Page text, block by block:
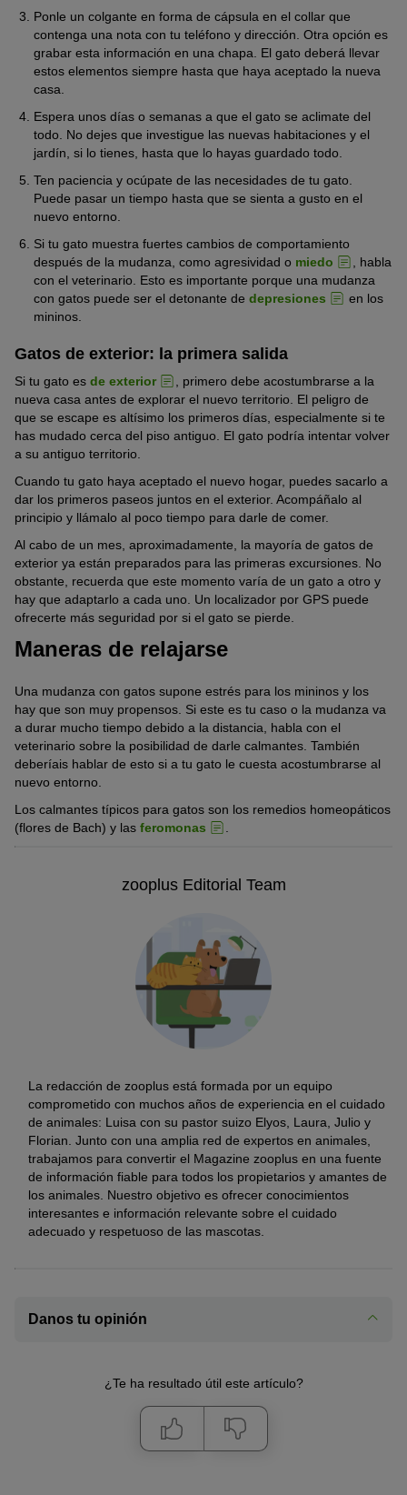
Ponle un colgante en forma de cápsula en el collar que
contenga una nota con tu teléfono y dirección. Otra opción es
grabar esta información en una chapa. El gato deberá llevar
estos elementos siempre hasta que haya aceptado la nueva
casa.
Espera unos días o semanas a que el gato se aclimate del
todo. No dejes que investigue las nuevas habitaciones y el
jardín, si lo tienes, hasta que lo hayas guardado todo.
Ten paciencia y ocúpate de las necesidades de tu gato.
Puede pasar un tiempo hasta que se sienta a gusto en el
nuevo entorno.
Si tu gato muestra fuertes cambios de comportamiento
después de la mudanza, como agresividad o miedo
, habla
con el veterinario. Esto es importante porque una mudanza
con gatos puede ser el detonante de depresiones
en los
mininos.
Gatos de exterior: la primera salida
Si tu gato es de exterior
, primero debe acostumbrarse a la
nueva casa antes de explorar el nuevo territorio. El peligro de
que se escape es altísimo los primeros días, especialmente si te
has mudado cerca del piso antiguo. El gato podría intentar volver
a su antiguo territorio.
Cuando tu gato haya aceptado el nuevo hogar, puedes sacarlo a
dar los primeros paseos juntos en el exterior. Acompáñalo al
principio y llámalo al poco tiempo para darle de comer.
Al cabo de un mes, aproximadamente, la mayoría de gatos de
exterior ya están preparados para las primeras excursiones. No
obstante, recuerda que este momento varía de un gato a otro y
hay que adaptarlo a cada uno. Un localizador por GPS puede
ofrecerte más seguridad por si el gato se pierde.
Maneras de relajarse
Una mudanza con gatos supone estrés para los mininos y los
hay que son muy propensos. Si este es tu caso o la mudanza va
a durar mucho tiempo debido a la distancia, habla con el
veterinario sobre la posibilidad de darle calmantes. También
deberíais hablar de esto si a tu gato le cuesta acostumbrarse al
nuevo entorno.
Los calmantes típicos para gatos son los remedios homeopáticos
(flores de Bach) y las feromonas
zooplus Editorial Team
La redacción de zooplus está formada por un equipo
comprometido con muchos años de experiencia en el cuidado
de animales: Luisa con su pastor suizo Elyos, Laura, Julio y
Florian. Junto con una amplia red de expertos en animales,
trabajamos para convertir el Magazine zooplus en una fuente
de información fiable para todos los propietarios y amantes de
los animales. Nuestro objetivo es ofrecer conocimientos
interesantes e información relevante sobre el cuidado
adecuado y respetuoso de las mascotas.
Danos tu opinión
¿Te ha resultado útil este artículo?